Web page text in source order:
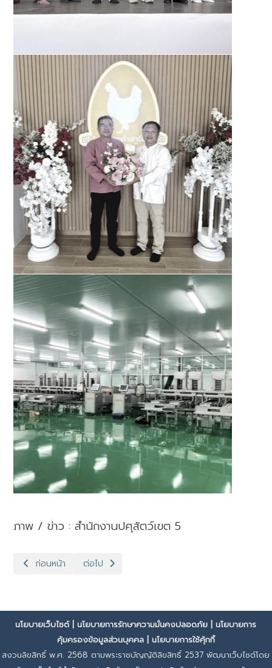
ภาพ / ข่าว : สำนักงานปศุสัตว์เขต 5
เนื้อหาก่อนหน้า: ปศุสัตว์เขต 5 ประชุมสรุปตรวจโรงงานนม เตรียมเส
ก่อนหน้า เนื้อหาถัดไป: ปศุสัตว์เขต 5 นำทีมคณะทำงานชุดเฉ
ต่อไป
นโยบายเว็บไซต์| นโยบายการรักษาความมั่นคงปลอดภัย
นโยบายการ
คุ้มครองข้อมูลส่วนบุคคล| นโยบายการใช้คุ้กกี้
สงวนลิขสิทธิ์ พ.ศ. 2568 ตามพระราชบัญญัติลิขสิทธิ์ 2537 พัฒนาเว็บไซต์โดย